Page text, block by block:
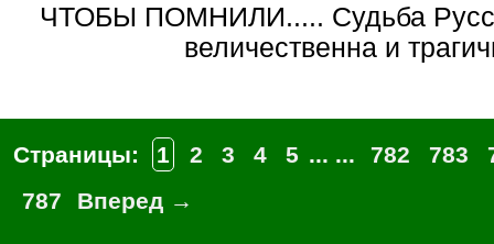
ЧТОБЫ ПОМНИЛИ..... Судьба Русского Харбина
величественна и
Страницы: 1 2 3 4 5 ... ... 782 783
787
Вперед →